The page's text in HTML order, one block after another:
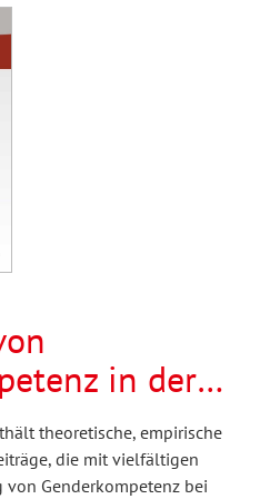
in der
theoretische, empirische
die mit vielfältigen
von Genderkompetenz bei